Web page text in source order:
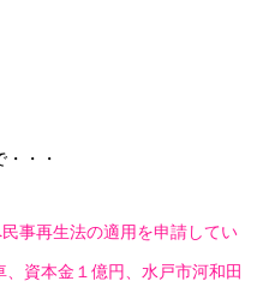
・・
事再生法の適用を申請してい
資本金１億円、水戸市河和田